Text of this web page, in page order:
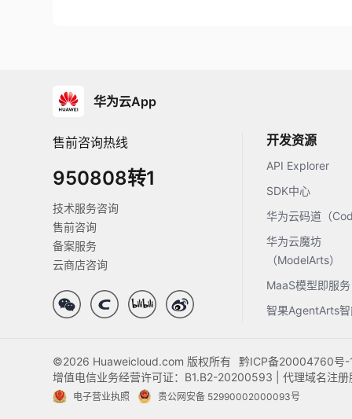
华为云App
售前咨询热线
950808转1
技术服务咨询
售前咨询
备案服务
云商店咨询
开发资源
API Explorer
SDK中心
华为云码道（
华为云魔坊
（ModelArts）
MaaS模型即服务
智果AgentArts
©2026 Huaweicloud.com 版权所有
黔ICP备20004760号-
增值电信业务经营许可证：B1.B2-20200593 | 代理域名注册
电子营业执照 贵公网安备 52990002000093号